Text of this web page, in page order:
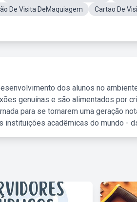
De Visita DeMaquiagem
Cartao De
dos alunos no
genuínas e são alimentados por
para se tornarem uma geração
acadêmicas do mundo -